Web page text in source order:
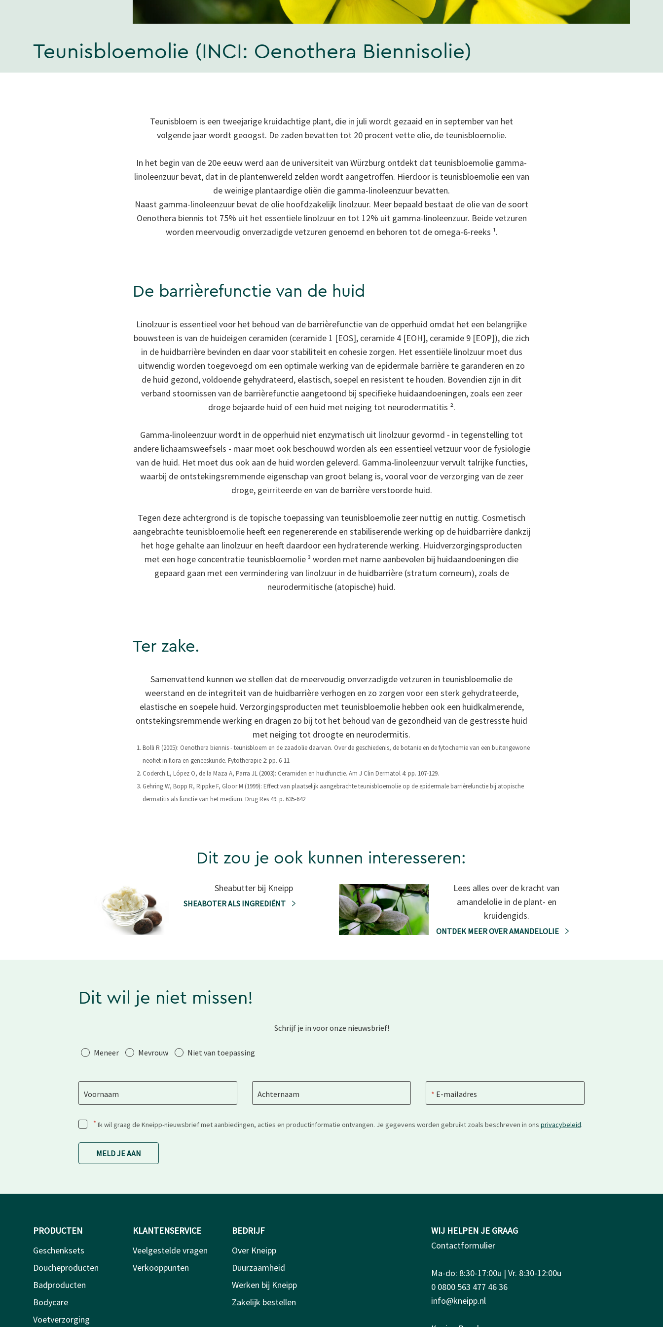
Teunisbloemolie (INCI: Oenothera Biennisolie)
Teunisbloem is een tweejarige kruidachtige plant, die in juli wordt gezaaid en in september van het
volgende jaar wordt geoogst. De zaden bevatten tot 20 procent vette olie, de teunisbloemolie.
In het begin van de 20e eeuw werd aan de universiteit van Würzburg ontdekt dat teunisbloemolie gamma-
linoleenzuur bevat, dat in de plantenwereld zelden wordt aangetroffen. Hierdoor is teunisbloemolie een van
de weinige plantaardige oliën die gamma-linoleenzuur bevatten.
Naast gamma-linoleenzuur bevat de olie hoofdzakelijk linolzuur. Meer bepaald bestaat de olie van de soort
Oenothera biennis tot 75% uit het essentiële linolzuur en tot 12% uit gamma-linoleenzuur. Beide vetzuren
worden meervoudig onverzadigde vetzuren genoemd en behoren tot de omega-6-reeks ¹.
De barrièrefunctie van de huid
Linolzuur is essentieel voor het behoud van de barrièrefunctie van de opperhuid omdat het een belangrijke
bouwsteen is van de huideigen ceramiden (ceramide 1 [EOS], ceramide 4 [EOH], ceramide 9 [EOP]), die zich
in de huidbarrière bevinden en daar voor stabiliteit en cohesie zorgen. Het essentiële linolzuur moet dus
uitwendig worden toegevoegd om een optimale werking van de epidermale barrière te garanderen en zo
de huid gezond, voldoende gehydrateerd, elastisch, soepel en resistent te houden. Bovendien zijn in dit
verband stoornissen van de barrièrefunctie aangetoond bij specifieke huidaandoeningen, zoals een zeer
droge bejaarde huid of een huid met neiging tot neurodermatitis ².
Gamma-linoleenzuur wordt in de opperhuid niet enzymatisch uit linolzuur gevormd - in tegenstelling tot
andere lichaamsweefsels - maar moet ook beschouwd worden als een essentieel vetzuur voor de fysiologie
van de huid. Het moet dus ook aan de huid worden geleverd. Gamma-linoleenzuur vervult talrijke functies,
waarbij de ontstekingsremmende eigenschap van groot belang is, vooral voor de verzorging van de zeer
droge, geïrriteerde en van de barrière verstoorde huid.
Tegen deze achtergrond is de topische toepassing van teunisbloemolie zeer nuttig en nuttig. Cosmetisch
aangebrachte teunisbloemolie heeft een regenererende en stabiliserende werking op de huidbarrière dankzij
het hoge gehalte aan linolzuur en heeft daardoor een hydraterende werking. Huidverzorgingsproducten
met een hoge concentratie teunisbloemolie ³ worden met name aanbevolen bij huidaandoeningen die
gepaard gaan met een vermindering van linolzuur in de huidbarrière (stratum corneum), zoals de
neurodermitische (atopische) huid.
Ter zake.
Samenvattend kunnen we stellen dat de meervoudig onverzadigde vetzuren in teunisbloemolie de
weerstand en de integriteit van de huidbarrière verhogen en zo zorgen voor een sterk gehydrateerde,
elastische en soepele huid. Verzorgingsproducten met teunisbloemolie hebben ook een huidkalmerende,
ontstekingsremmende werking en dragen zo bij tot het behoud van de gezondheid van de gestresste huid
met neiging tot droogte en neurodermitis.
Bolli R (2005): Oenothera biennis - teunisbloem en de zaadolie daarvan. Over de geschiedenis, de botanie en de fytochemie van een buitengewone
neofiet in flora en geneeskunde. Fytotherapie 2: pp. 6-11
Coderch L, López O, de la Maza A, Parra JL (2003): Ceramiden en huidfunctie. Am J Clin Dermatol 4: pp. 107-129.
Gehring W, Bopp R, Rippke F, Gloor M (1999): Effect van plaatselijk aangebrachte teunisbloemolie op de epidermale barrièrefunctie bij atopische
dermatitis als functie van het medium. Drug Res 49: p. 635-642
Dit zou je ook kunnen interesseren:
Sheabutter bij Kneipp
SHEABOTER ALS INGREDIËNT
Lees alles over de kracht van
amandelolie in de plant- en
kruidengids.
ONTDEK MEER OVER AMANDELOLIE
Dit wil je niet missen!
Schrijf je in voor onze nieuwsbrief!
Aanhef
Meneer Mevrouw Niet van toepassing
Voornaam Achternaam E-mailadres
* Ik wil graag de Kneipp-nieuwsbrief met aanbiedingen, acties en productinformatie ontvangen. Je gegevens worden gebruikt zoals beschreven in ons privacybeleid.
MELD JE AAN
PRODUCTEN
Geschenksets
Doucheproducten
Badproducten
Bodycare
Voetverzorging
KLANTENSERVICE
Veelgestelde vragen
Verkooppunten
BEDRIJF
Over Kneipp
Duurzaamheid
Werken bij Kneipp
Zakelijk bestellen
WIJ HELPEN JE GRAAG
Contactformulier
Ma-do: 8:30-17:00u | Vr. 8:30-12:00u
0 0800 563 477 46 36
info@kneipp.nl